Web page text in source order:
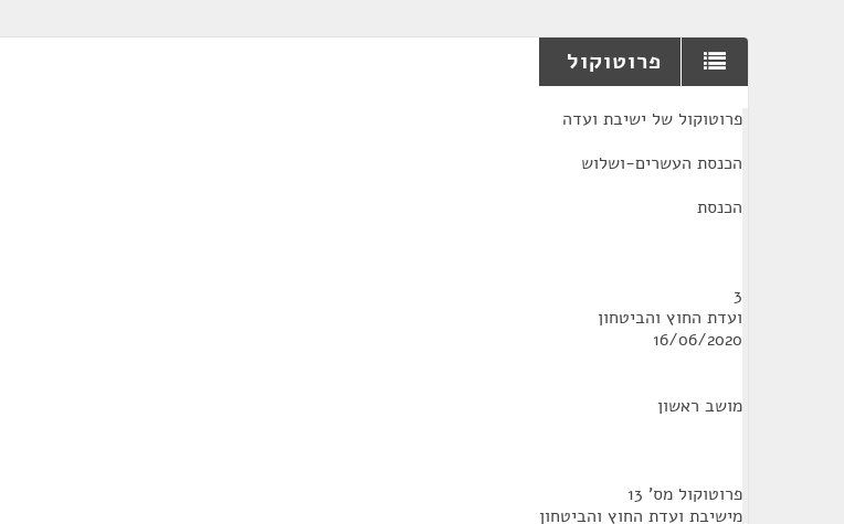
פרוטוקול
פרוטוקול של ישיבת ועדה
הכנסת העשרים-ושלוש
הכנסת
3
ועדת החוץ והביטחון
16/06/2020
מושב ראשון
פרוטוקול מס' 13
מישיבת ועדת החוץ והביטחון